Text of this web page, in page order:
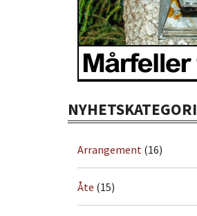
NYHETSKATEGORI
Arrangement (16)
Åte (15)